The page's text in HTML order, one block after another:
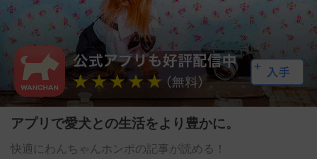
アプリで愛犬との生活をより豊かに。
快適にわんちゃんホンポの記事が読める！